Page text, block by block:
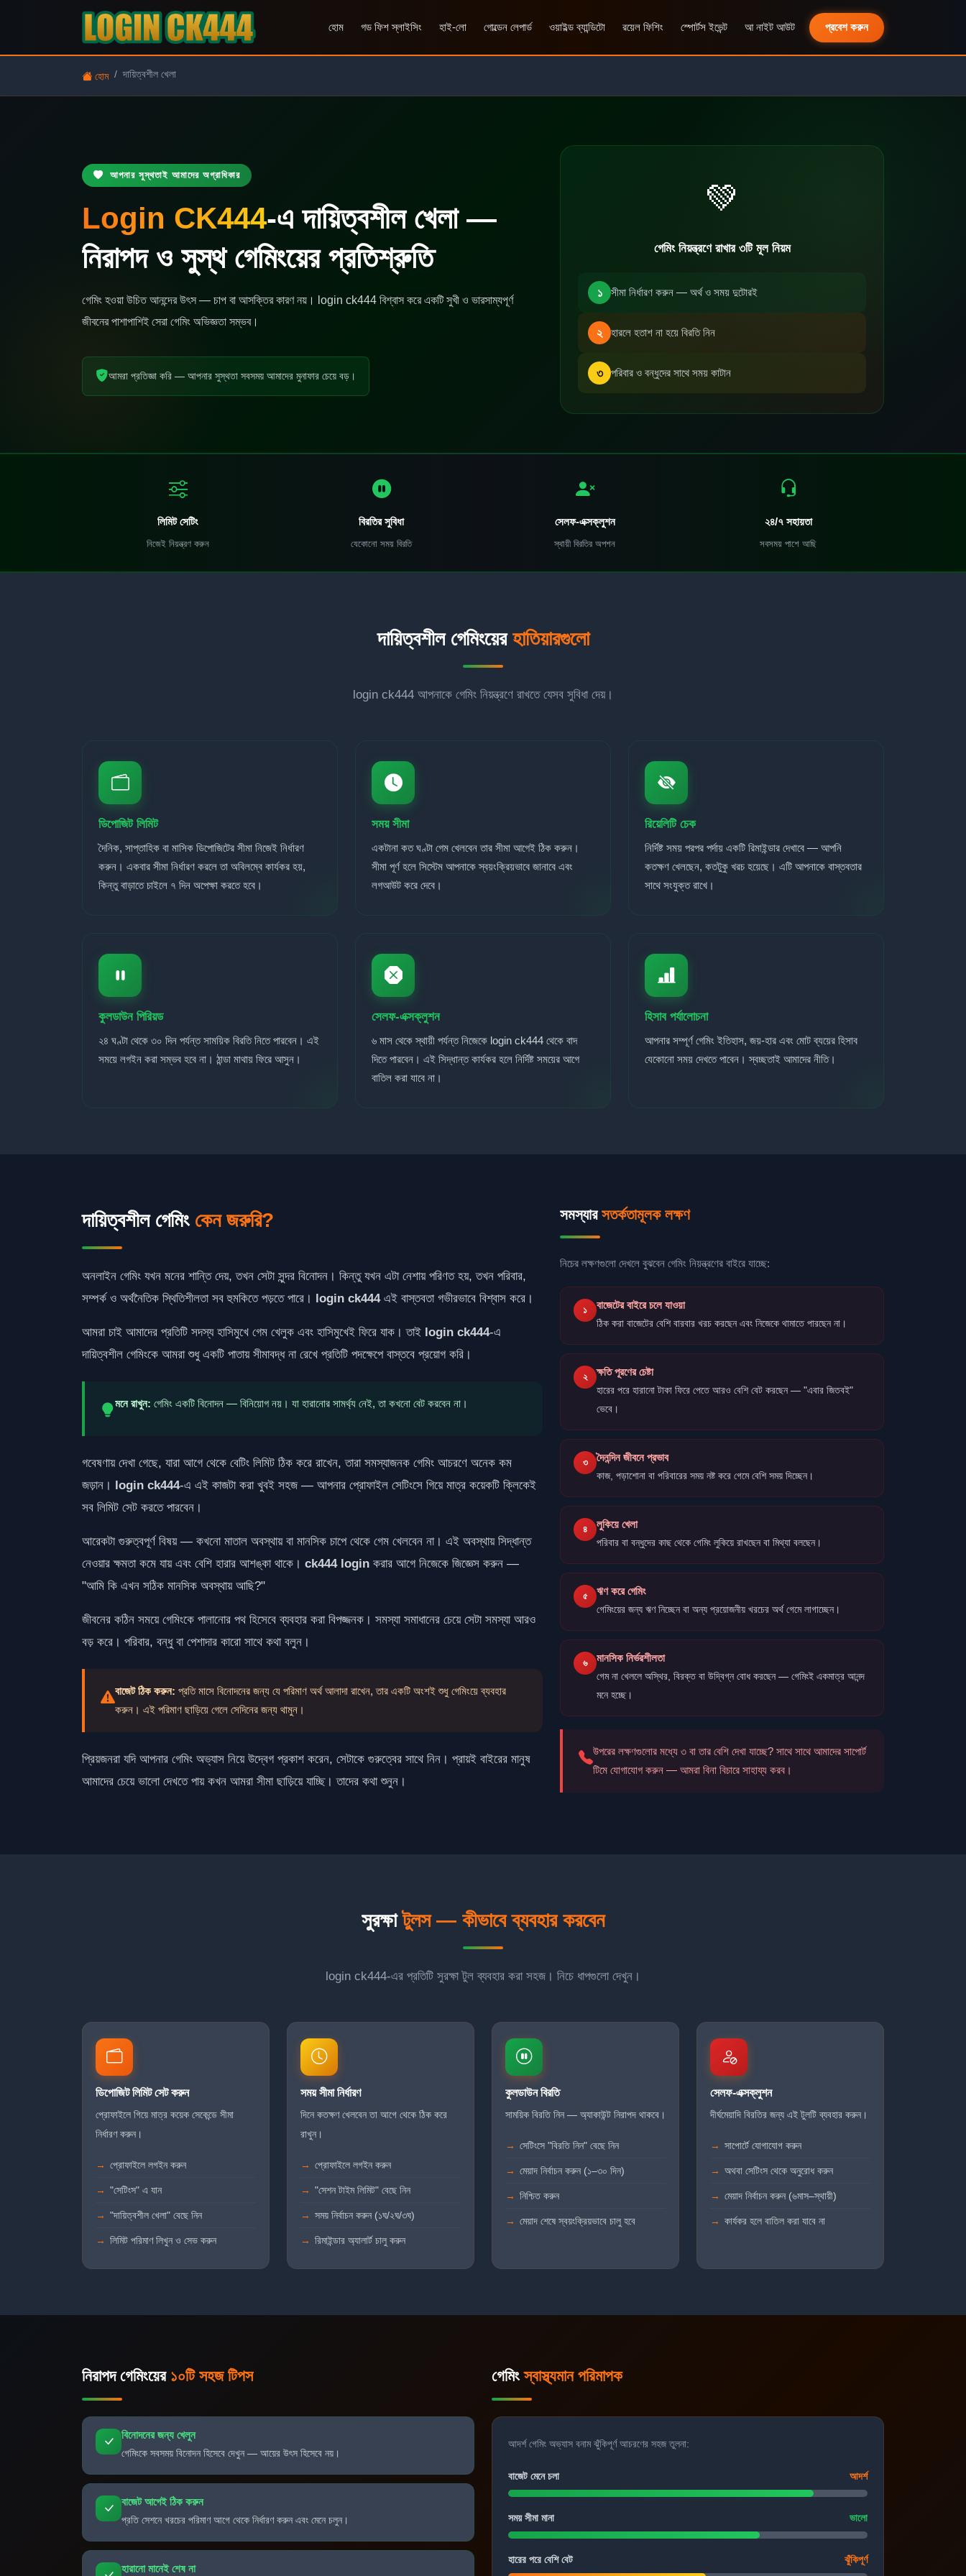
হোম গড ফিশ স্লাইসিং হাই-লো গোল্ডেন লেপার্ড ওয়াইল্ড ব্যান্ডিটো রয়েল ফিশিং স্পোর্টস ইভেন্ট আ নাইট আউট প্রবেশ করুন
হোম দায়িত্বশীল খেলা
আপনার সুস্থতাই আমাদের অগ্রাধিকার
Login CK444-এ দায়িত্বশীল খেলা —
নিরাপদ ও সুস্থ গেমিংয়ের প্রতিশ্রুতি
গেমিং হওয়া উচিত আনন্দের উৎস — চাপ বা আসক্তির কারণ নয়। login ck444 বিশ্বাস করে একটি সুখী ও ভারসাম্যপূর্ণ
জীবনের পাশাপাশিই সেরা গেমিং অভিজ্ঞতা সম্ভব।
আমরা প্রতিজ্ঞা করি — আপনার সুস্থতা সবসময় আমাদের মুনাফার চেয়ে বড়।
💚
গেমিং নিয়ন্ত্রণে রাখার ৩টি মূল নিয়ম
১ সীমা নির্ধারণ করুন — অর্থ ও সময় দুটোরই
২ হারলে হতাশ না হয়ে বিরতি নিন
৩ পরিবার ও বন্ধুদের সাথে সময় কাটান
লিমিট সেটিং
নিজেই নিয়ন্ত্রণ করুন
বিরতির সুবিধা
যেকোনো সময় বিরতি
সেলফ-এক্সক্লুশন
স্থায়ী বিরতির অপশন
২৪/৭ সহায়তা
সবসময় পাশে আছি
দায়িত্বশীল গেমিংয়েরহাতিয়ারগুলো
login ck444 আপনাকে গেমিং নিয়ন্ত্রণে রাখতে যেসব সুবিধা দেয়।
ডিপোজিট লিমিট
দৈনিক, সাপ্তাহিক বা মাসিক ডিপোজিটের সীমা নিজেই নির্ধারণ
করুন। একবার সীমা নির্ধারণ করলে তা অবিলম্বে কার্যকর হয়,
কিন্তু বাড়াতে চাইলে ৭ দিন অপেক্ষা করতে হবে।
সময় সীমা
একটানা কত ঘণ্টা গেম খেলবেন তার সীমা আগেই ঠিক করুন।
সীমা পূর্ণ হলে সিস্টেম আপনাকে স্বয়ংক্রিয়ভাবে জানাবে এবং
লগআউট করে দেবে।
রিয়েলিটি চেক
নির্দিষ্ট সময় পরপর পর্দায় একটি রিমাইন্ডার দেখাবে — আপনি
কতক্ষণ খেলছেন, কতটুকু খরচ হয়েছে। এটি আপনাকে বাস্তবতার
সাথে সংযুক্ত রাখে।
কুলডাউন পিরিয়ড
২৪ ঘণ্টা থেকে ৩০ দিন পর্যন্ত সাময়িক বিরতি নিতে পারবেন। এই
সময়ে লগইন করা সম্ভব হবে না। ঠান্ডা মাথায় ফিরে আসুন।
সেলফ-এক্সক্লুশন
৬ মাস থেকে স্থায়ী পর্যন্ত নিজেকে login ck444 থেকে বাদ
দিতে পারবেন। এই সিদ্ধান্ত কার্যকর হলে নির্দিষ্ট সময়ের আগে
বাতিল করা যাবে না।
হিসাব পর্যালোচনা
আপনার সম্পূর্ণ গেমিং ইতিহাস, জয়-হার এবং মোট ব্যয়ের হিসাব
যেকোনো সময় দেখতে পাবেন। স্বচ্ছতাই আমাদের নীতি।
দায়িত্বশীল গেমিং কেন জরুরি?
অনলাইন গেমিং যখন মনের শান্তি দেয়, তখন সেটা সুন্দর বিনোদন। কিন্তু যখন এটা নেশায় পরিণত হয়, তখন পরিবার,
সম্পর্ক ও অর্থনৈতিক স্থিতিশীলতা সব হুমকিতে পড়তে পারে। login ck444এই বাস্তবতা গভীরভাবে বিশ্বাস করে।
আমরা চাই আমাদের প্রতিটি সদস্য হাসিমুখে গেম খেলুক এবং হাসিমুখেই ফিরে যাক। তাই login ck444-এ
দায়িত্বশীল গেমিংকে আমরা শুধু একটি পাতায় সীমাবদ্ধ না রেখে প্রতিটি পদক্ষেপে বাস্তবে প্রয়োগ করি।
মনে রাখুন: গেমিং একটি বিনোদন — বিনিয়োগ নয়। যা হারানোর সামর্থ্য নেই, তা কখনো বেট করবেন না।
গবেষণায় দেখা গেছে, যারা আগে থেকে বেটিং লিমিট ঠিক করে রাখেন, তারা সমস্যাজনক গেমিং আচরণে অনেক কম
জড়ান। login ck444-এ এই কাজটা করা খুবই সহজ — আপনার প্রোফাইল সেটিংসে গিয়ে মাত্র কয়েকটি ক্লিকেই
সব লিমিট সেট করতে পারবেন।
আরেকটা গুরুত্বপূর্ণ বিষয় — কখনো মাতাল অবস্থায় বা মানসিক চাপে থেকে গেম খেলবেন না। এই অবস্থায় সিদ্ধান্ত
নেওয়ার ক্ষমতা কমে যায় এবং বেশি হারার আশঙ্কা থাকে। ck444 login করার আগে নিজেকে জিজ্ঞেস করুন —
"আমি কি এখন সঠিক মানসিক অবস্থায় আছি?"
জীবনের কঠিন সময়ে গেমিংকে পালানোর পথ হিসেবে ব্যবহার করা বিপজ্জনক। সমস্যা সমাধানের চেয়ে সেটা সমস্যা আরও
বড় করে। পরিবার, বন্ধু বা পেশাদার কারো সাথে কথা বলুন।
বাজেট ঠিক করুন: প্রতি মাসে বিনোদনের জন্য যে পরিমাণ অর্থ আলাদা রাখেন, তার একটি অংশই শুধু গেমিংয়ে ব্যবহার
করুন। এই পরিমাণ ছাড়িয়ে গেলে সেদিনের জন্য থামুন।
প্রিয়জনরা যদি আপনার গেমিং অভ্যাস নিয়ে উদ্বেগ প্রকাশ করেন, সেটাকে গুরুত্বের সাথে নিন। প্রায়ই বাইরের মানুষ
আমাদের চেয়ে ভালো দেখতে পায় কখন আমরা সীমা ছাড়িয়ে যাচ্ছি। তাদের কথা শুনুন।
সমস্যারসতর্কতামূলক লক্ষণ
নিচের লক্ষণগুলো দেখলে বুঝবেন গেমিং নিয়ন্ত্রণের বাইরে যাচ্ছে:
১ বাজেটের বাইরে চলে যাওয়া
ঠিক করা বাজেটের বেশি বারবার খরচ করছেন এবং নিজেকে থামাতে পারছেন না।
২ ক্ষতি পূরণের চেষ্টা
হারের পরে হারানো টাকা ফিরে পেতে আরও বেশি বেট করছেন — "এবার জিতবই"
ভেবে।
৩ দৈনন্দিন জীবনে প্রভাব
কাজ, পড়াশোনা বা পরিবারের সময় নষ্ট করে গেমে বেশি সময় দিচ্ছেন।
৪ লুকিয়ে খেলা
পরিবার বা বন্ধুদের কাছ থেকে গেমিং লুকিয়ে রাখছেন বা মিথ্যা বলছেন।
৫ ঋণ করে গেমিং
গেমিংয়ের জন্য ঋণ নিচ্ছেন বা অন্য প্রয়োজনীয় খরচের অর্থ গেমে লাগাচ্ছেন।
৬ মানসিক নির্ভরশীলতা
গেম না খেললে অস্থির, বিরক্ত বা উদ্বিগ্ন বোধ করছেন — গেমিংই একমাত্র আনন্দ
মনে হচ্ছে।
উপরের লক্ষণগুলোর মধ্যে ৩ বা তার বেশি দেখা যাচ্ছে? সাথে সাথে আমাদের সাপোর্ট
টিমে যোগাযোগ করুন — আমরা বিনা বিচারে সাহায্য করব।
সুরক্ষাটুলস — কীভাবে ব্যবহার করবেন
login ck444-এর প্রতিটি সুরক্ষা টুল ব্যবহার করা সহজ। নিচে ধাপগুলো দেখুন।
ডিপোজিট লিমিট সেট করুন
প্রোফাইলে গিয়ে মাত্র কয়েক সেকেন্ডে সীমা
নির্ধারণ করুন।
প্রোফাইলে লগইন করুন
"সেটিংস" এ যান
"দায়িত্বশীল খেলা" বেছে নিন
লিমিট পরিমাণ লিখুন ও সেভ করুন
সময় সীমা নির্ধারণ
দিনে কতক্ষণ খেলবেন তা আগে থেকে ঠিক করে
রাখুন।
প্রোফাইলে লগইন করুন
"সেশন টাইম লিমিট" বেছে নিন
সময় নির্বাচন করুন (১ঘ/২ঘ/৩ঘ)
রিমাইন্ডার অ্যালার্ট চালু করুন
কুলডাউন বিরতি
সাময়িক বিরতি নিন — অ্যাকাউন্ট নিরাপদ থাকবে।
সেটিংসে "বিরতি নিন" বেছে নিন
মেয়াদ নির্বাচন করুন (১–৩০ দিন)
নিশ্চিত করুন
মেয়াদ শেষে স্বয়ংক্রিয়ভাবে চালু হবে
সেলফ-এক্সক্লুশন
দীর্ঘমেয়াদি বিরতির জন্য এই টুলটি ব্যবহার করুন।
সাপোর্টে যোগাযোগ করুন
অথবা সেটিংস থেকে অনুরোধ করুন
মেয়াদ নির্বাচন করুন (৬মাস–স্থায়ী)
কার্যকর হলে বাতিল করা যাবে না
নিরাপদ গেমিংয়ের ১০টি সহজ টিপস
বিনোদনের জন্য খেলুন
গেমিংকে সবসময় বিনোদন হিসেবে দেখুন — আয়ের উৎস হিসেবে নয়।
বাজেট আগেই ঠিক করুন
প্রতি সেশনে খরচের পরিমাণ আগে থেকে নির্ধারণ করুন এবং মেনে চলুন।
হারানো মানেই শেষ না
গেমিংস্বাস্থ্যমান পরিমাপক
আদর্শ গেমিং অভ্যাস বনাম ঝুঁকিপূর্ণ আচরণের সহজ তুলনা:
বাজেট মেনে চলা আদর্শ
সময় সীমা মানা ভালো
হারের পরে বেশি বেট ঝুঁকিপূর্ণ